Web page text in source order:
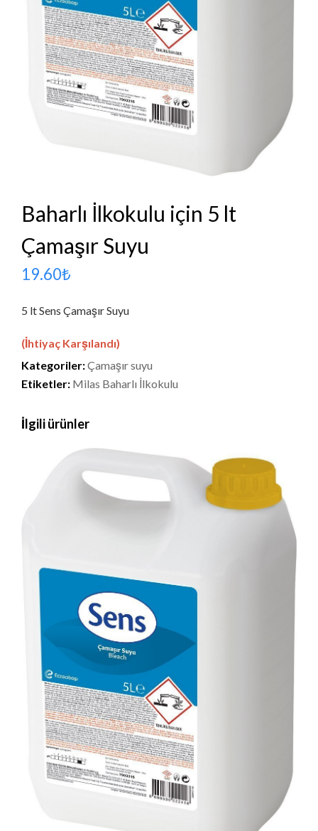
Baharlı İlkokulu için 5 lt
Çamaşır Suyu
19.60₺
5 lt Sens Çamaşır Suyu
(İhtiyaç Karşılandı)
Kategoriler:Çamaşır suyu
Etiketler: Milas Baharlı İlkokulu
İlgili ürünler